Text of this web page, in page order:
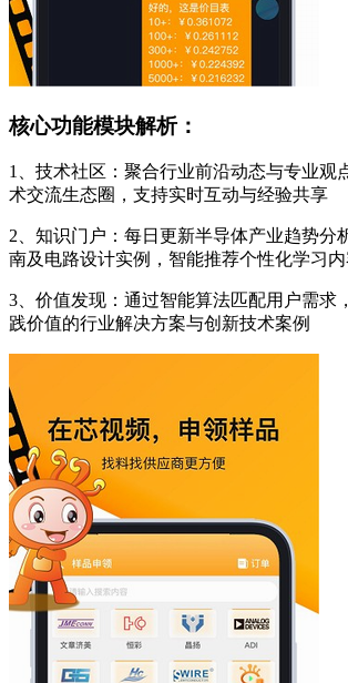
核心功能模块解析：
1、技术社区：聚合行业前沿动态与专业观
术交流生态圈，支持实时互动与经验共享
2、知识门户：每日更新半导体产业趋势分
南及电路设计实例，智能推荐个性化学习内
3、价值发现：通过智能算法匹配用户需求
践价值的行业解决方案与创新技术案例